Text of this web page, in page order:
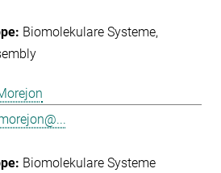
Biomolekulare Systeme
Biomolekulare Systeme